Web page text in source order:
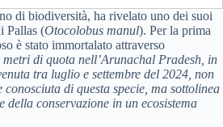
di biodiversità, ha rivelato uno dei suoi
Pallas (Otocolobus manul). Per la prima
è stato immortalato attraverso
metri di quota nell’Arunachal Pradesh, in
tra luglio e settembre del 2024 , non
di questa specie, ma sottolinea
della conservazione in un ecosistema